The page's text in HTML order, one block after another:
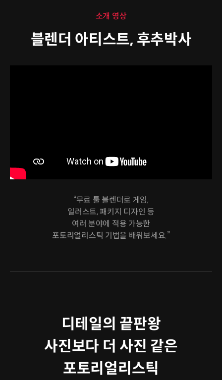
소개 영상
블렌더 아티스트, 후추박사
“무료 툴 블렌더로 게임,
일러스트, 패키지 디자인 등
여러 분야에 적용 가능한
포토리얼리스틱 기법을 배워보세요.”
디테일의 끝판왕
사진보다 더 사진 같은
포토리얼리스틱